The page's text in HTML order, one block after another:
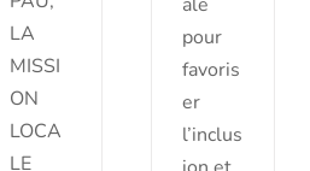
LA
MISSI
ON
LOCA
LE
pour
favoris
er
l’inclus